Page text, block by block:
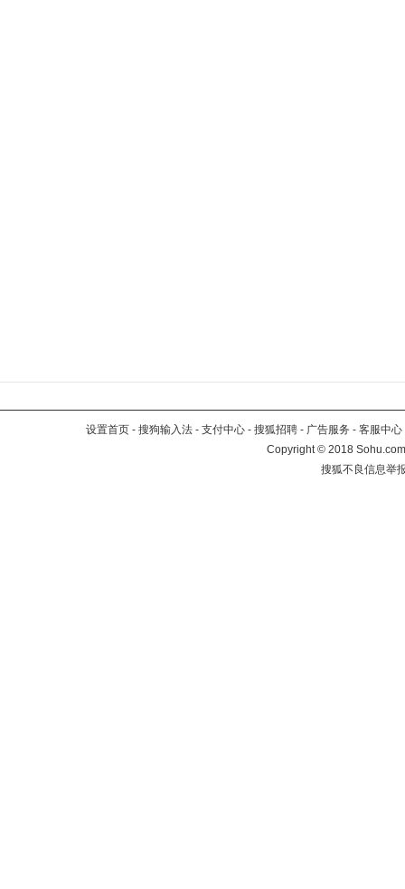
设置首页 - 搜狗输入法 - 支付中心 - 搜狐招聘 - 广告服务 - 客服中心
Copyright©2018
搜狐不良信息举